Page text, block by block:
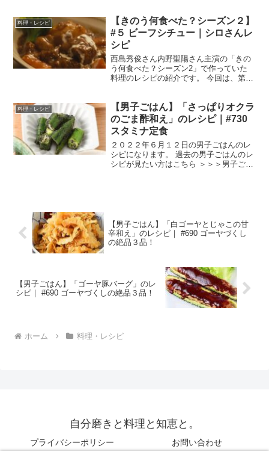
をモリモリ！初夏のヘルシースタミナ
SP」です。 では、早速...
料理・レシピ
【きのう何食べた？シーズン２】
#５ ビーフシチュー｜シロさんレ
シピ
西島秀俊さん内野聖陽さん主演の「きの
う何食べた？シーズン2」で作っていた
料理のレシピの紹介です。 今回は、第５
す。 ビーフシチュー （出典：きのう何食
べた？） 材料 赤...
料理・レシピ
【男子ごはん】「さっぱりオクラ
のごま酢和え」のレシピ｜#730
スタミナ定食
２０２２年６月１２日の男子ごはんのレ
シピになります。 過去の男子ごはんのレ
シピが見たい方はこちら ＞＞＞男子ごは
【男子ごはん】「白ゴーヤとじゃこの甘
辛和え」のレシピ｜ #690 ゴーヤづくし
の絶品３品！
【男子ごはん】「ゴーヤ豚バーグ」のレ
シピ｜ #690 ゴーヤづくしの絶品３品！
ホーム 料理・レシピ
自分磨きと料理と知恵と。
プライバシーポリシー お問い合わせ